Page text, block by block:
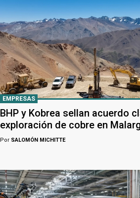
EMPRESAS
BHP y Kobrea sellan acuerdo
exploración de cobre en
Por SALOMÓN MICHITTE